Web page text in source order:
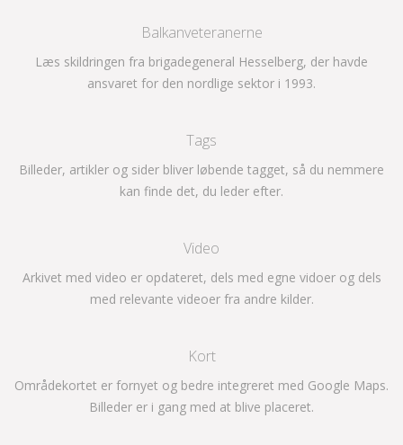
Balkanveteranerne
Læs skildringen fra brigadegeneral Hesselberg, der havde
ansvaret for den nordlige sektor i 1993.
Tags
Billeder, artikler og sider bliver løbende tagget, så du nemmere
kan finde det, du leder efter.
Video
Arkivet med video er opdateret, dels med egne vidoer og dels
med relevante videoer fra andre kilder.
Kort
Områdekortet er fornyet og bedre integreret med Google Maps.
Billeder er i gang med at blive placeret.